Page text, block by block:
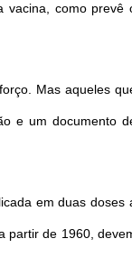
vacina, como prevê
Mas aqueles
e um documento
em duas doses
partir de 1960,